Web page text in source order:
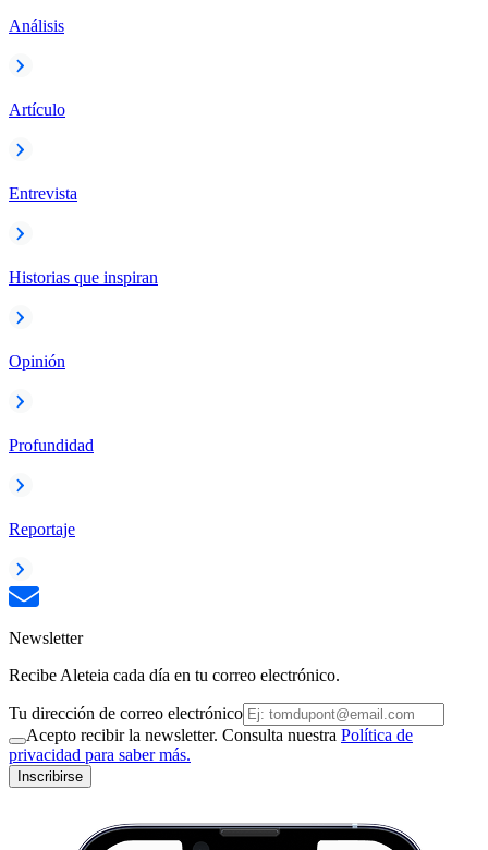
Análisis
Artículo
Entrevista
Historias que inspiran
Opinión
Profundidad
Reportaje
Newsletter
Recibe Aleteia cada día en tu correo electrónico.
Tu dirección de correo electrónico
Acepto recibir la newsletter. Consulta nuestra Política de
privacidad para saber más.
Inscribirse